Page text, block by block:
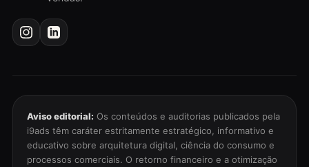
Aviso editorial: Os conteúdos e auditorias publicados pela
i9ads têm caráter estritamente estratégico, informativo e
educativo sobre arquitetura digital, ciência do consumo e
processos comerciais. O retorno financeiro e a otimização